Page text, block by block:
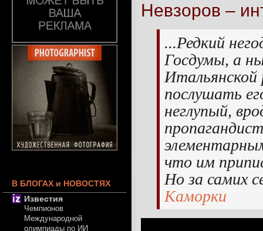
Невзоров –
...Редкий
Госдумы, а
послушать
неглупый,
что им
Но за самих
Каморки
В БЛОГАХ и НОВОСТЯХ
Известия
Чемпионов
Международной
олимпиады по ИИ